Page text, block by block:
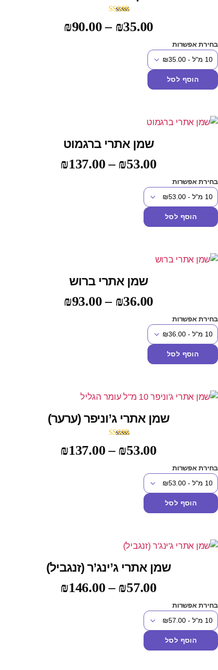
דורג
מתוך 5
₪35.00
–
₪90.00
אפשרות
הוסף לסל
שמן אתרי ברגמוט
₪53.00
–
₪137.00
אפשרות
הוסף לסל
שמן אתרי ברוש
₪36.00
–
₪93.00
אפשרות
הוסף לסל
שמן אתרי ג’וניפר (ערער)
מתוך 5
₪53.00
–
₪137.00
אפשרות
הוסף לסל
שמן אתרי ג’ינג’ר (זנגביל)
₪57.00
–
₪146.00
אפשרות
הוסף לסל